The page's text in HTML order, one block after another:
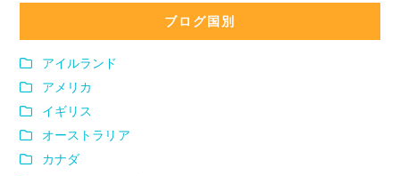
ブログ国別
アイルランド
アメリカ
イギリス
オーストラリア
カナダ